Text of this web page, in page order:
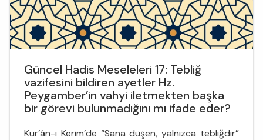
Güncel Hadis Meseleleri 17: Tebliğ
vazifesini bildiren ayetler Hz.
Peygamber’in vahyi iletmekten başka
bir görevi bulunmadığını mı ifade eder?
Kur’ân-ı Kerim’de “Sana düşen, yalnızca tebliğdir”